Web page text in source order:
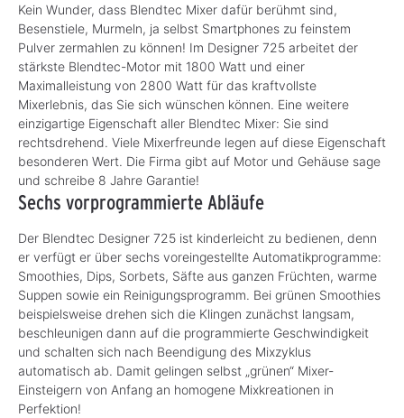
Kein Wunder, dass Blendtec Mixer dafür berühmt sind,
Besenstiele, Murmeln, ja selbst Smartphones zu feinstem
Pulver zermahlen zu können! Im Designer 725 arbeitet der
stärkste Blendtec-Motor mit 1800 Watt und einer
Maximalleistung von 2800 Watt für das kraftvollste
Mixerlebnis, das Sie sich wünschen können. Eine weitere
einzigartige Eigenschaft aller Blendtec Mixer: Sie sind
rechtsdrehend. Viele Mixerfreunde legen auf diese Eigenschaft
besonderen Wert. Die Firma gibt auf Motor und Gehäuse sage
und schreibe 8 Jahre Garantie!
Sechs vorprogrammierte Abläufe
Der Blendtec Designer 725 ist kinderleicht zu bedienen, denn
er verfügt er über sechs voreingestellte Automatikprogramme:
Smoothies, Dips, Sorbets, Säfte aus ganzen Früchten, warme
Suppen sowie ein Reinigungsprogramm. Bei grünen Smoothies
beispielsweise drehen sich die Klingen zunächst langsam,
beschleunigen dann auf die programmierte Geschwindigkeit
und schalten sich nach Beendigung des Mixzyklus
automatisch ab. Damit gelingen selbst „grünen“ Mixer-
Einsteigern von Anfang an homogene Mixkreationen in
Perfektion!